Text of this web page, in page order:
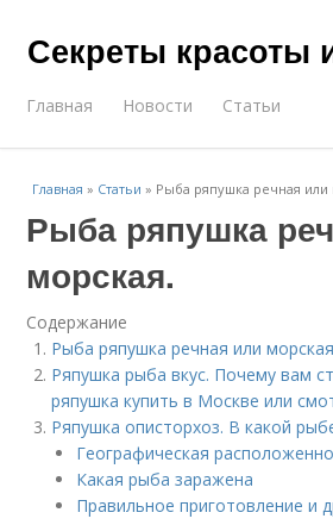
Секреты красоты
Главная Новости Статьи
Главная » Статьи » Рыба ряпушка речная или
Рыба ряпушка
морская.
Содержание
Рыба ряпушка речная или
Ряпушка рыба вкус. Почему вам
ряпушка купить в Москве или
Ряпушка описторхоз. В какой
Географическая
Какая рыба заражена
Правильное приготовление и